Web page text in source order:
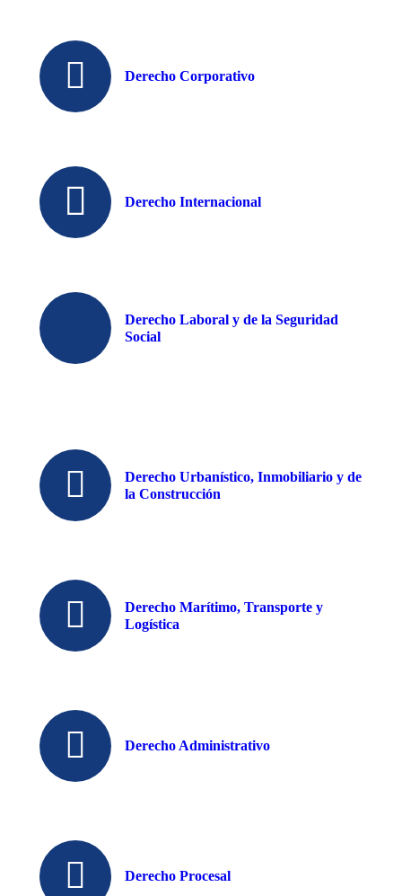
Derecho Corporativo
Derecho Internacional
Derecho Laboral y de la Seguridad
Social
Derecho Urbanístico, Inmobiliario y de
la Construcción
Derecho Marítimo, Transporte y
Logística
Derecho Administrativo
Derecho Procesal